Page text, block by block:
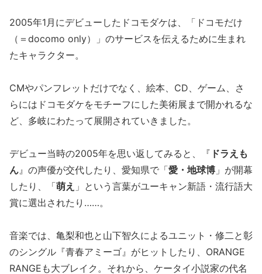
2005年1月にデビューしたドコモダケは、「ドコモだけ
（＝docomo only）」のサービスを伝えるために生まれ
たキャラクター。
CMやパンフレットだけでなく、絵本、CD、ゲーム、さ
らにはドコモダケをモチーフにした美術展まで開かれるな
ど、多岐にわたって展開されていきました。
デビュー当時の2005年を思い返してみると、『 ドラえも
ん 』の声優が交代したり、愛知県で「愛・地球博 」が開幕
したり、「萌え 」という言葉がユーキャン新語・流行語大
賞に選出されたり……。
音楽では、亀梨和也と山下智久によるユニット・修二と彰
のシングル『青春アミーゴ』がヒットしたり、ORANGE
RANGEも大ブレイク。それから、ケータイ小説家の代名